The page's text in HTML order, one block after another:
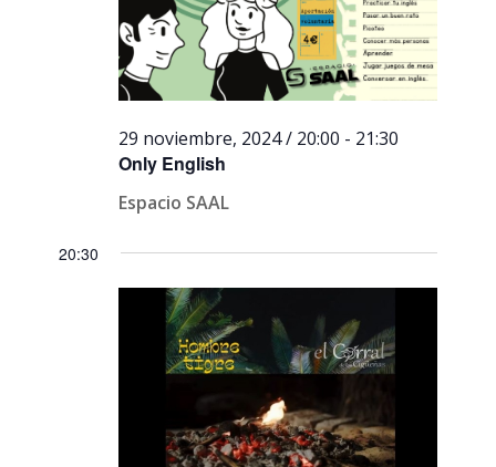
Only English
29 noviembre, 2024 / 20:00 - 21:30
Espacio SAAL
20:30